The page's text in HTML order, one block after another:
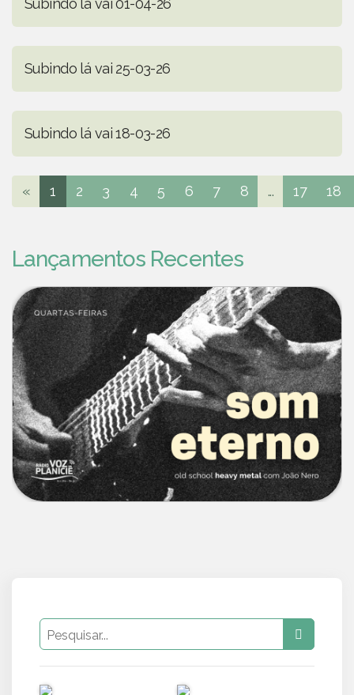
Subindo lá vai 01-04-26
Subindo lá vai 25-03-26
Subindo lá vai 18-03-26
« 1 2 3 4 5 6 7 8 ... 17 18
Lançamentos Recentes